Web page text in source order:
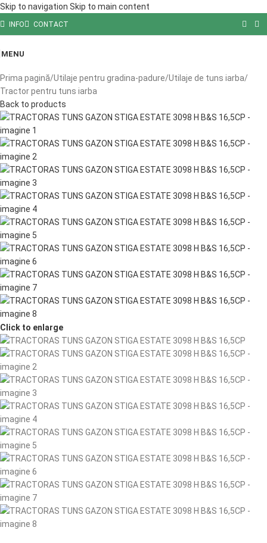
Skip to navigation Skip to main content
INFO CONTACT
MENU
Prima pagină/Utilaje pentru gradina-padure/Utilaje de tuns iarba/
Tractor pentru tuns iarba
Back to products
Click to enlarge